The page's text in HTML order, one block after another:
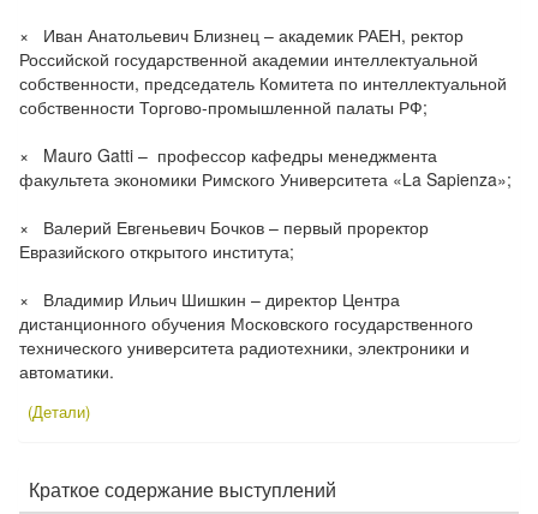
× Иван Анатольевич Близнец – академик РАЕН, ректор
Российской государственной академии интеллектуальной
собственности, председатель Комитета по интеллектуальной
собственности Торгово-промышленной палаты РФ;
× Mauro Gatti – профессор кафедры менеджмента
факультета экономики Римского Университета «La Sapienza»;
× Валерий Евгеньевич Бочков – первый проректор
Евразийского открытого института;
× Владимир Ильич Шишкин – директор Центра
дистанционного обучения Московского государственного
технического университета радиотехники, электроники и
автоматики.
(Детали)
Краткое содержание выступлений